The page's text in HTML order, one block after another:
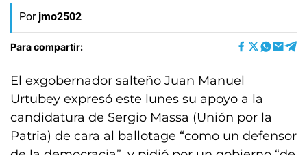
Por jmo2502
Para compartir:
El exgobernador salteño Juan Manuel
Urtubey expresó este lunes su apoyo a la
candidatura de Sergio Massa (Unión por la
Patria) de cara al ballotage “como un defensor